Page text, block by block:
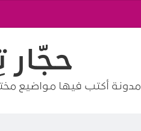
حجّار
مدونة أكتب فيها مواضيع